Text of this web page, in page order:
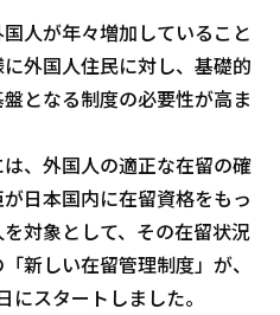
人が年々増加していること
外国人住民に対し、基礎的
となる制度の必要性が高ま
、外国人の適正な在留の確
日本国内に在留資格をもっ
対象として、その在留状況
新しい在留管理制度」が、
スタートしました。